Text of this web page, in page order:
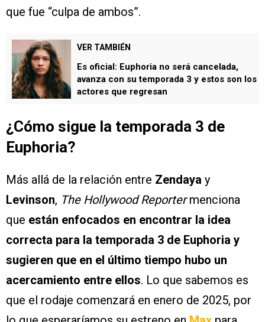
que fue “culpa de ambos”.
VER TAMBIÉN
Es oficial: Euphoria no será cancelada,
avanza con su temporada 3 y estos son los
actores que regresan
¿Cómo sigue la temporada 3 de
Euphoria?
Más allá de la relación entre Zendaya y
Levinson, The Hollywood Reportermenciona
que están enfocados en encontrar la idea
correcta para la temporada 3 de Euphoria y
sugieren que en el último tiempo hubo un
acercamiento entre ellos. Lo que sabemos es
que el rodaje comenzará en enero de 2025, por